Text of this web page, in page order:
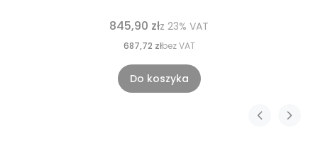
845,90 złz 23% VAT
687,72 złbez VAT
Do koszyka